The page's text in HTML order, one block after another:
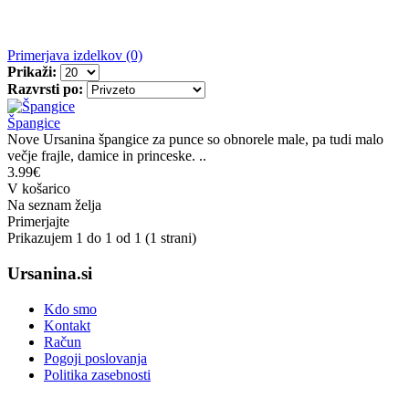
Primerjava izdelkov (0)
Prikaži:
Razvrsti po:
Špangice
Nove Ursanina špangice za punce so obnorele male, pa tudi malo
večje frajle, damice in princeske. ..
3.99€
V košarico
Na seznam želja
Primerjajte
Prikazujem 1 do 1 od 1 (1 strani)
Ursanina.si
Kdo smo
Kontakt
Račun
Pogoji poslovanja
Politika zasebnosti